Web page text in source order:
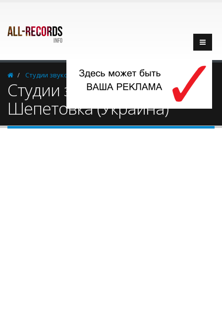
Cтудии звукозаписи Украина Шепетовка
Cтудии звукозаписи -
Шепетовка (Украина)